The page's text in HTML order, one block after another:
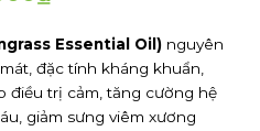
Essential Oil) nguyên
đặc tính kháng khuẩn,
điều trị cảm, tăng cường hệ
giảm sưng viêm xương